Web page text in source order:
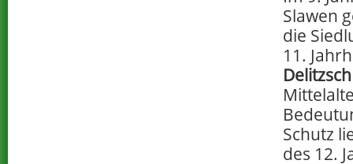
Slawen
die
11.
Delitzsch
Schutz
des 12.